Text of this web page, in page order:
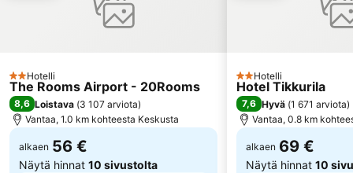
Espoon rautatieasema
Ateneumin taidemuseo
Aleksanterinkatu
Kino Tapiola
Kämp Galleria
Helsingin tuomiokirkko
Helsingin musiikkitalo
2 Tähtiluokitus
Hotelli
The Rooms Airport - 20Rooms
8,6 Loistava (3 107 arviota)
Vantaa, 1.0 km kohteesta Keskusta
alkaen 56 €
Näytä hinnat 10 sivustolta
2 Tähtiluokitus
Hotelli
Hotel Tikkurila
7,6 Hyvä (1 671 arviota)
Vantaa, 0.8 km
alkaen 69 €
Näytä hinnat 10